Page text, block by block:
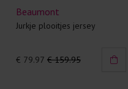
Beaumont
Jurkje plooitjes jersey
€ 79.97 € 159.95